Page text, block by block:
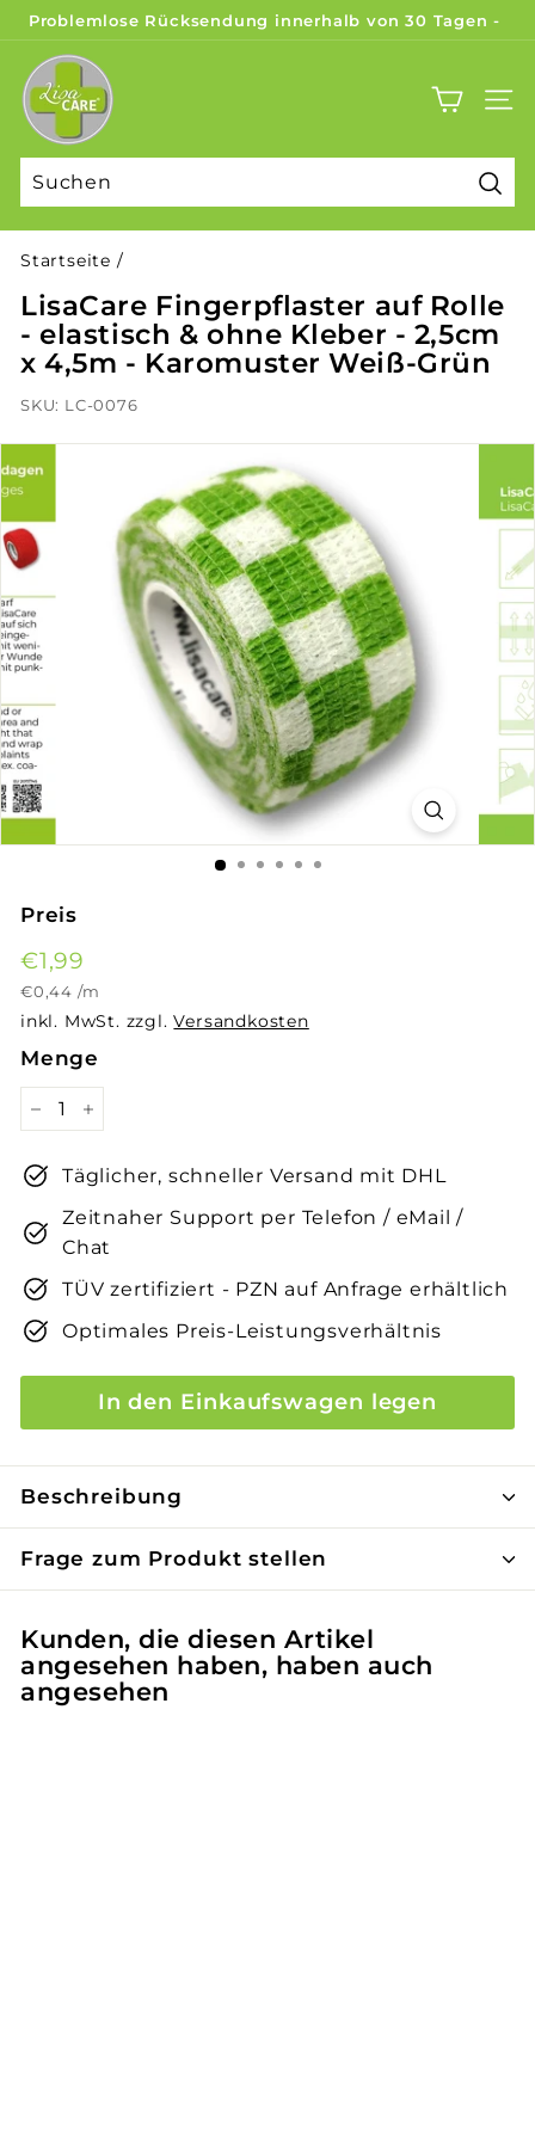
Direkt
zum
Inhalt
Problemlose Rücksendung innerhalb von 30 Tagen -
Täglicher Versand mit DHL
L
i
s
a
C
a
r
Startseite /
LisaCare Fingerpflaster auf Rolle
- elastisch & ohne Kleber - 2,5cm
x 4,5m - Karomuster Weiß-Grün
SKU: LC-0076
Preis
Normaler
Preis
€1,99
€0,44 €0,44
/m
inkl. MwSt. zzgl.Versandkosten
Menge
Täglicher, schneller Versand mit DHL
Zeitnaher Support per Telefon / eMail /
Chat
TÜV zertifiziert - PZN auf Anfrage erhältlich
Optimales Preis-Leistungsverhältnis
In den Einkaufswagen legen
Beschreibung
Frage zum Produkt stellen
Kunden, die diesen Artikel
angesehen haben, haben auch
angesehen